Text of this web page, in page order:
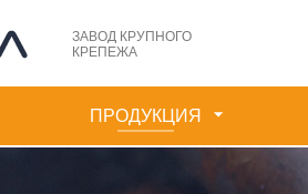
ЗАВОД КРУПНОГО
КРЕПЕЖА
ПРОДУКЦИЯ